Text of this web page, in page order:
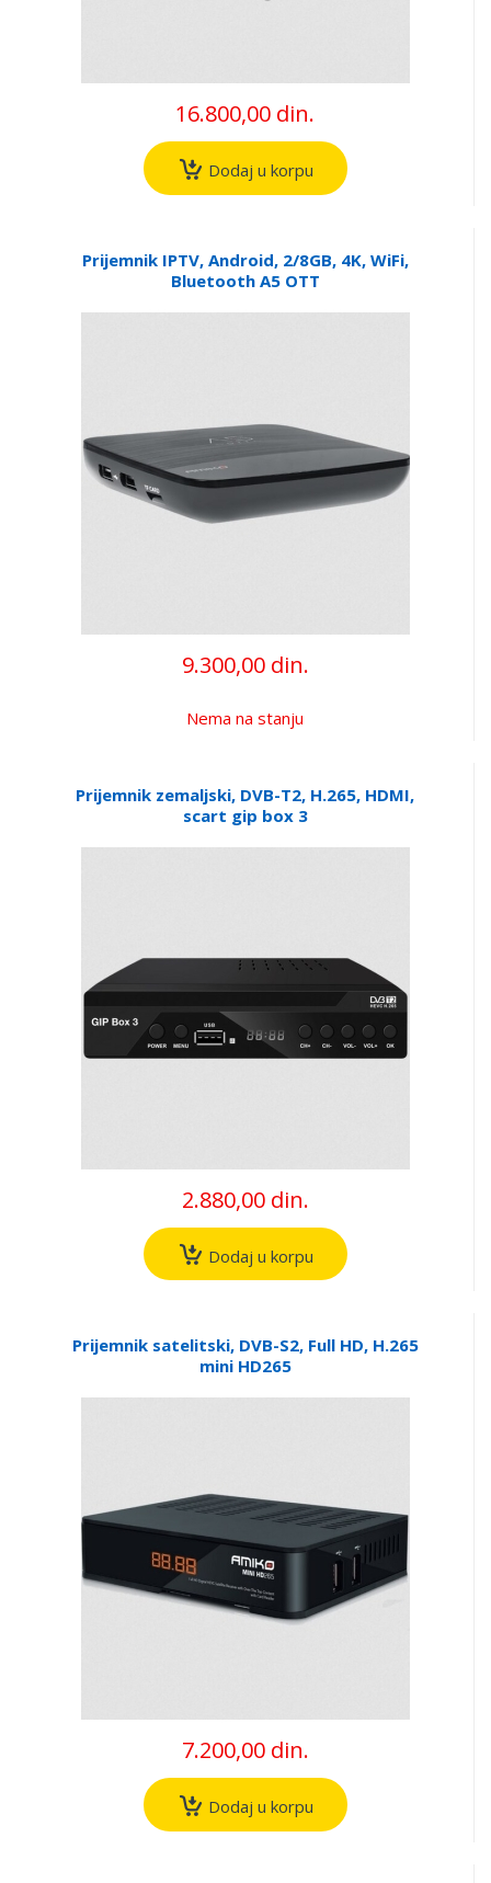
16.800,00 din.
Dodaj u korpu
Prijemnik IPTV, Android, 2/8GB, 4K, WiFi,
Bluetooth A5 OTT
9.300,00 din.
Nema na stanju
Prijemnik zemaljski, DVB-T2, H.265, HDMI,
scart gip box 3
2.880,00 din.
Dodaj u korpu
Prijemnik satelitski, DVB-S2, Full HD, H.265
mini HD265
7.200,00 din.
Dodaj u korpu